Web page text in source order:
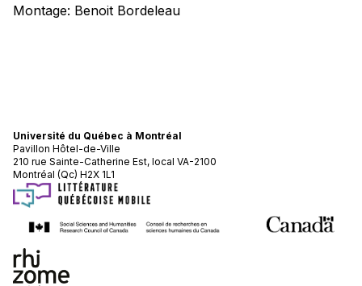
Montage: Benoit Bordeleau
Université du Québec à Montréal
Pavillon Hôtel-de-Ville
210 rue Sainte-Catherine Est, local VA-2100
Montréal (Qc) H2X 1L1